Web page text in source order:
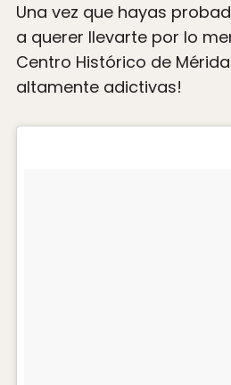
Una vez que hayas
a querer llevarte por lo
Centro Histórico de
altamente adictivas!